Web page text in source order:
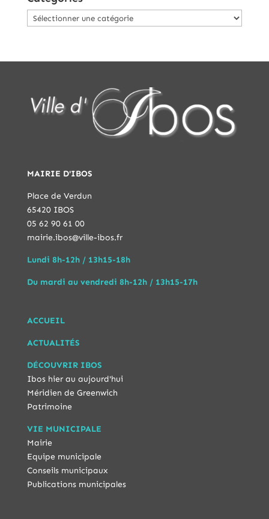
Catégories
MAIRIE D'IBOS
Place de Verdun
65420 IBOS
05 62 90 61 00
mairie.ibos@ville-ibos.fr
Lundi 8h-12h / 13h15-18h
Du mardi au vendredi 8h-12h / 13h15-17h
ACCUEIL
ACTUALITÉS
DÉCOUVRIR IBOS
Ibos hier au aujourd'hui
Méridien de Greenwich
Patrimoine
VIE MUNICIPALE
Mairie
Equipe municipale
Conseils municipaux
Publications municipales